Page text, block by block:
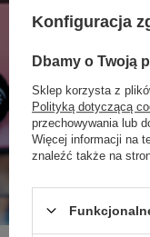
Konfiguracja
Dbamy o Twoją
Sklep korzysta z
Polityką dotyczącą
przechowywania lub
Więcej informacji na
znaleźć także na